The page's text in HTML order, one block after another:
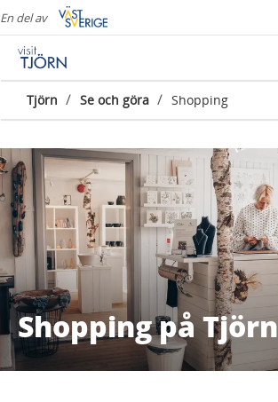
En del av
Tjörn / Se och göra / Shopping
Shopping på Tjörn